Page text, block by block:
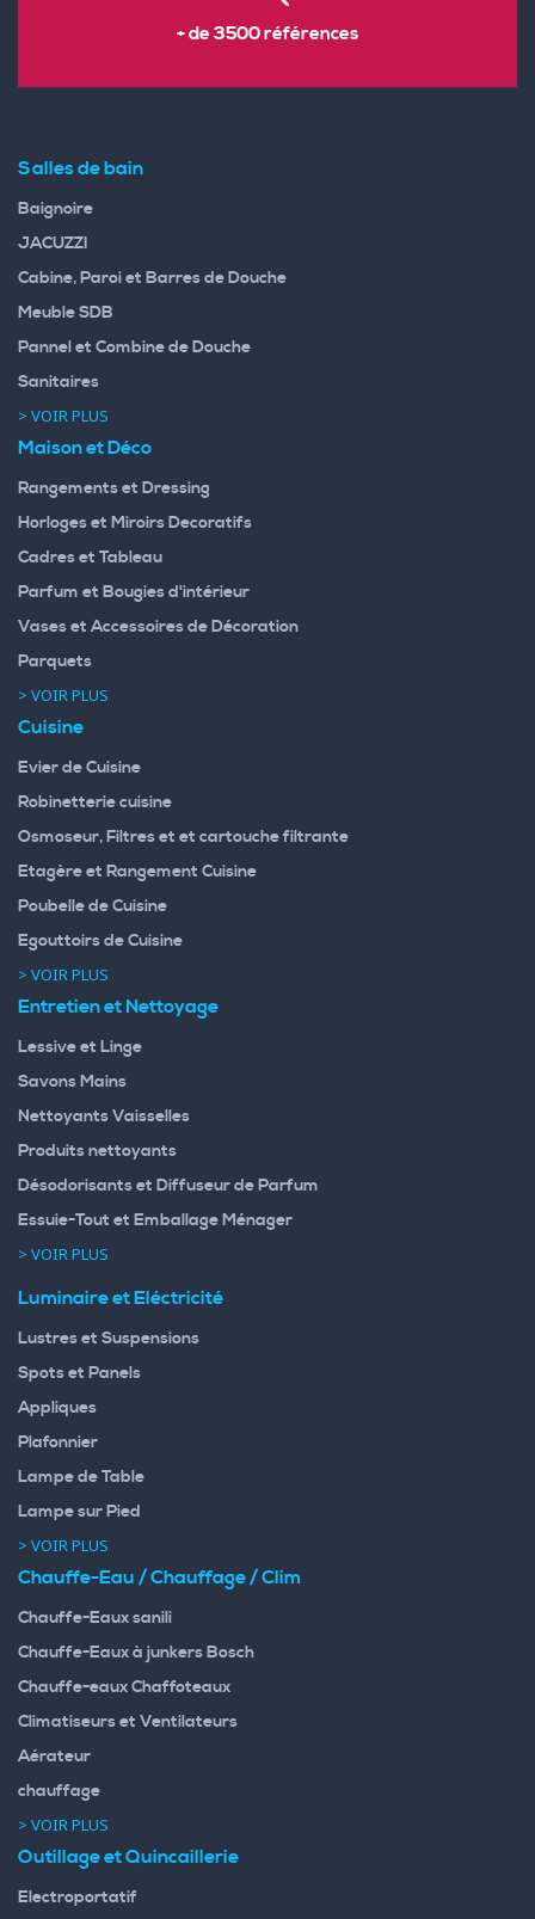
+ de 3500 références
Salles de bain
Baignoire
JACUZZI
Cabine, Paroi et Barres de Douche
Meuble SDB
Pannel et Combine de Douche
Sanitaires
> VOIR PLUS
Maison et Déco
Rangements et Dressing
Horloges et Miroirs Decoratifs
Cadres et Tableau
Parfum et Bougies d'intérieur
Vases et Accessoires de Décoration
Parquets
> VOIR PLUS
Cuisine
Evier de Cuisine
Robinetterie cuisine
Osmoseur, Filtres et et cartouche filtrante
Etagère et Rangement Cuisine
Poubelle de Cuisine
Egouttoirs de Cuisine
> VOIR PLUS
Entretien et Nettoyage
Lessive et Linge
Savons Mains
Nettoyants Vaisselles
Produits nettoyants
Désodorisants et Diffuseur de Parfum
Essuie-Tout et Emballage Ménager
> VOIR PLUS
Luminaire et Eléctricité
Lustres et Suspensions
Spots et Panels
Appliques
Plafonnier
Lampe de Table
Lampe sur Pied
> VOIR PLUS
Chauffe-Eau / Chauffage / Clim
Chauffe-Eaux sanili
Chauffe-Eaux à junkers Bosch
Chauffe-eaux Chaffoteaux
Climatiseurs et Ventilateurs
Aérateur
chauffage
> VOIR PLUS
Outillage et Quincaillerie
Electroportatif